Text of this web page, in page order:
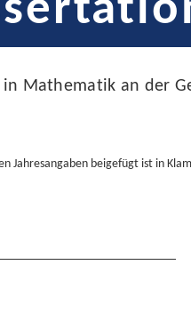
Mathematik an der
Jahresangaben beigefügt ist in